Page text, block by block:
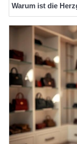
Warum ist die